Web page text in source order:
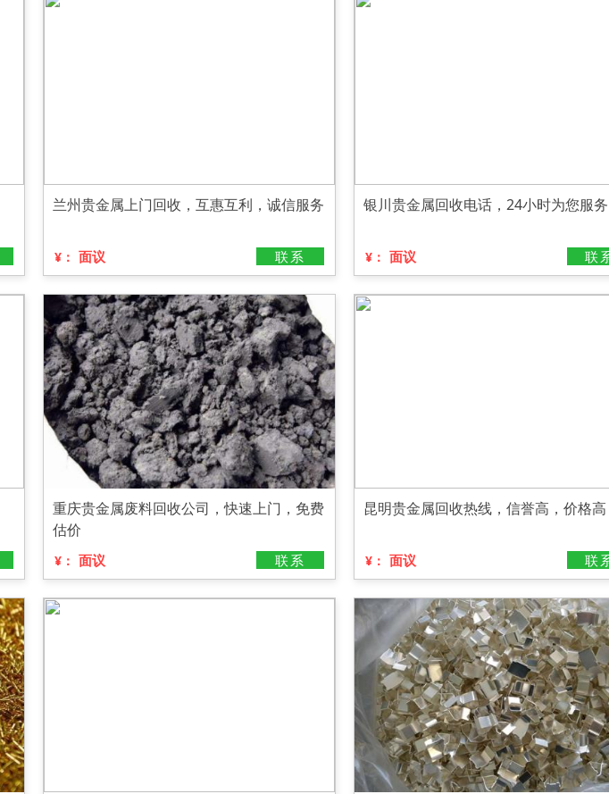
兰州贵金属上门回收，互惠互利，诚信服务
¥： 面议 联系
银川贵金属回收电话，24小时为您服务
¥： 面议 联
重庆贵金属废料回收公司，快速上门，免费
估价
¥： 面议 联系
昆明贵金属回收热线，信誉高，价格高
¥： 面议 联